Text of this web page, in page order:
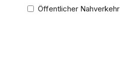
Öffentlicher Nahverkehr